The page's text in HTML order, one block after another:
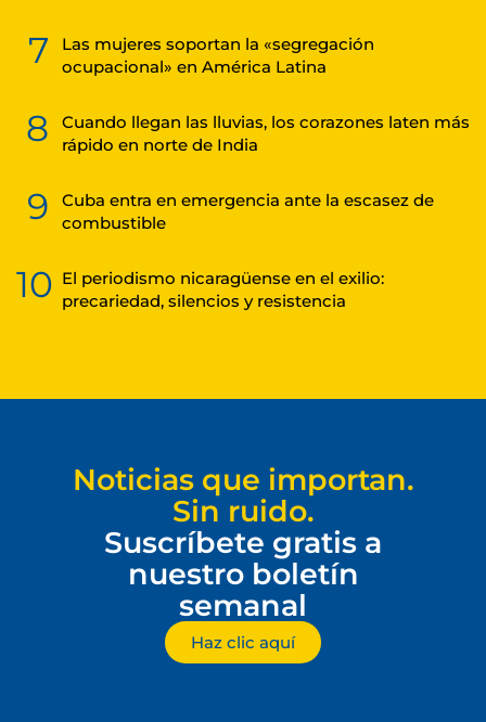
7
Las mujeres soportan la «segregación
ocupacional» en América Latina
8
Cuando llegan las lluvias, los corazones laten más
rápido en norte de India
9
Cuba entra en emergencia ante la escasez de
combustible
10 El periodismo nicaragüense en el exilio:
precariedad, silencios y resistencia
Noticias que importan.
Sin ruido.
Suscríbete gratis a
nuestro boletín
semanal
Haz clic aquí